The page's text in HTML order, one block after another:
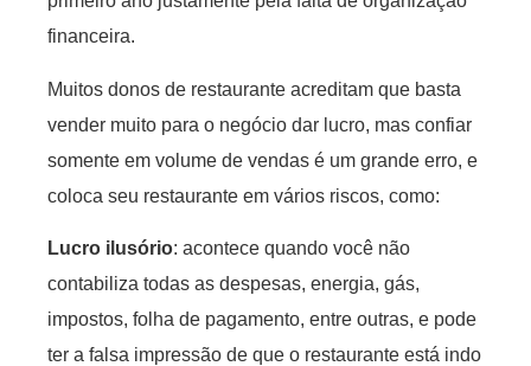
financeira.
Muitos donos de restaurante acreditam que basta
vender muito para o negócio dar lucro, mas confiar
somente em volume de vendas é um grande erro, e
coloca seu restaurante em vários riscos, como:
Lucro ilusório: acontece quando você não
contabiliza todas as despesas, energia, gás,
impostos, folha de pagamento, entre outras, e pode
ter a falsa impressão de que o restaurante está indo